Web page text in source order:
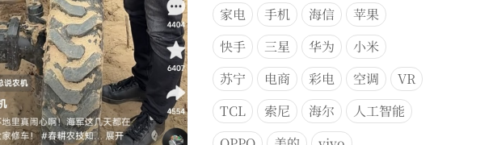
家电 手机 海信
苹果
快手
三星 华为
小米
苏宁
电商 彩电 空调
VR
TCL
索尼 海尔
人工智能